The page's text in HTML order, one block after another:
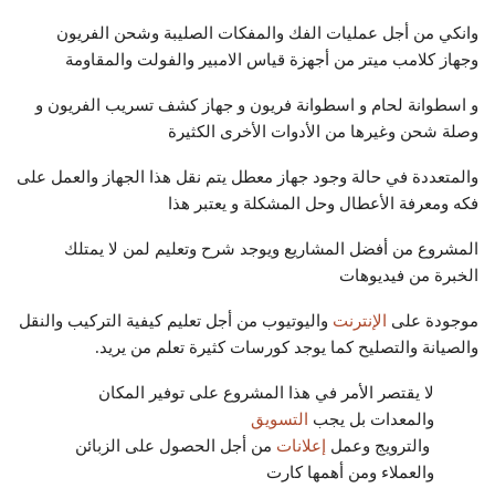
وانكي من أجل عمليات الفك والمفكات الصليبة وشحن الفريون
وجهاز كلامب ميتر من أجهزة قياس الامبير والفولت والمقاومة
و اسطوانة لحام و اسطوانة فريون و جهاز كشف تسريب الفريون و
وصلة شحن وغيرها من الأدوات الأخرى الكثيرة
والمتعددة في حالة وجود جهاز معطل يتم نقل هذا الجهاز والعمل على
فكه ومعرفة الأعطال وحل المشكلة و يعتبر هذا
المشروع من أفضل المشاريع ويوجد شرح وتعليم لمن لا يمتلك
الخبرة من فيديوهات
موجودة على الإنترنت واليوتيوب من أجل تعليم كيفية التركيب والنقل
والصيانة والتصليح كما يوجد كورسات كثيرة تعلم من يريد.
لا يقتصر الأمر في هذا المشروع على توفير المكان
والمعدات بل يجب
التسويق
والترويج وعمل
إعلانات من أجل الحصول على الزبائن
والعملاء ومن أهمها كارت